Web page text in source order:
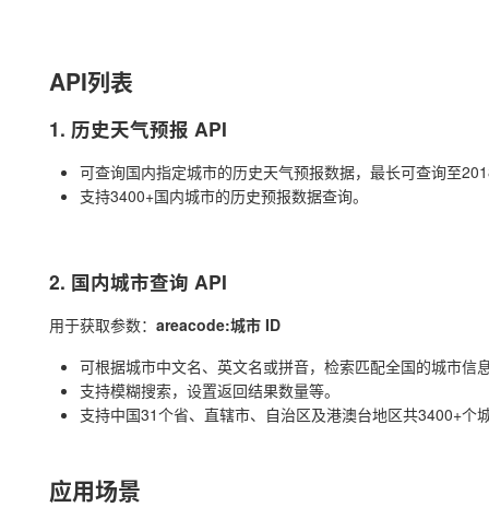
API列表
1. 历史天气预报 API
可查询国内指定城市的历史天气预报数据，最长可查询至
支持3400+国内城市的历史预报数据查询。
2. 国内城市查询 API
用于获取参数： areacode:城市 ID
可根据城市中文名、英文名或拼音，检索匹配全国的城市信
支持模糊搜索，设置返回结果数量等。
支持中国31个省、直辖市、自治区及港澳台地区共3400+个
应用场景